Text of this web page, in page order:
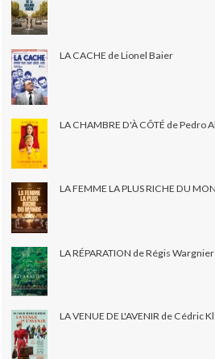
LA CACHE de Lionel Baier
LA CHAMBRE D'À CÔTÉ de Pedro
LA FEMME LA PLUS RICHE DU
LA RÉPARATION de Régis Wargnier
LA VENUE DE L'AVENIR de Cédric